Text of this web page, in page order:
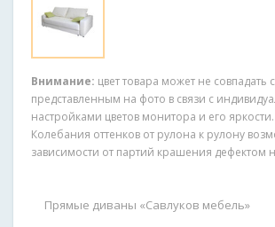
Внимание: цвет товара может не совпадать с
представленным на фото в связи с
настройками цветов монитора и его яркости.
Колебания оттенков от рулона к рулону
зависимости от партий крашения дефектом
Прямые диваны «Савлуков мебель»